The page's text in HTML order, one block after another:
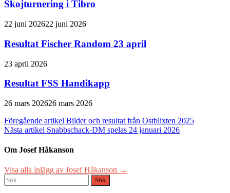
Skojturnering i Tibro
22 juni 202622 juni 2026
Resultat Fischer Random 23 april
23 april 2026
Resultat FSS Handikapp
26 mars 202626 mars 2026
Inläggsnavigering
Föregående artikel Bilder och resultat från Ostblixten 2025
Nästa artikel Snabbschack-DM spelas 24 januari 2026
Om Josef Håkanson
Visa alla inlägg av Josef Håkanson →
Sök
efter: